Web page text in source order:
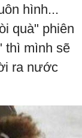
hình...
quà" phiên
thì mình sẽ
ra nước